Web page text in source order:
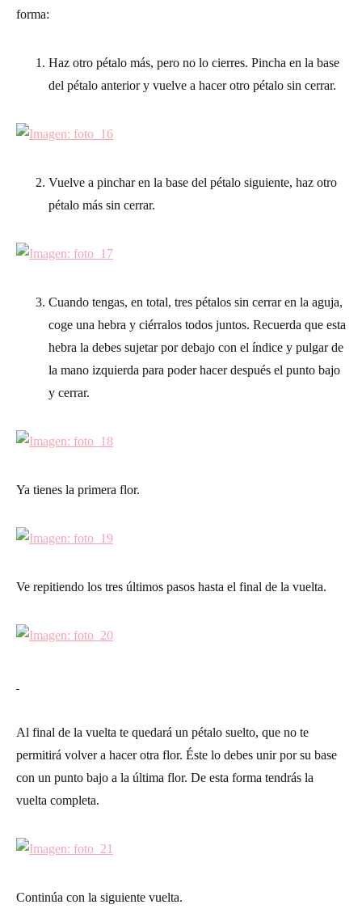
forma:
Haz otro pétalo más, pero no lo cierres. Pincha en la base
del pétalo anterior y vuelve a hacer otro pétalo sin cerrar.
Vuelve a pinchar en la base del pétalo siguiente, haz otro
pétalo más sin cerrar.
Cuando tengas, en total, tres pétalos sin cerrar en la aguja,
coge una hebra y ciérralos todos juntos. Recuerda que esta
hebra la debes sujetar por debajo con el índice y pulgar de
la mano izquierda para poder hacer después el punto bajo
y cerrar.
Ya tienes la primera flor.
Ve repitiendo los tres últimos pasos hasta el final de la vuelta.
Al final de la vuelta te quedará un pétalo suelto, que no te
permitirá volver a hacer otra flor. Éste lo debes unir por su base
con un punto bajo a la última flor. De esta forma tendrás la
vuelta completa.
Continúa con la siguiente vuelta.